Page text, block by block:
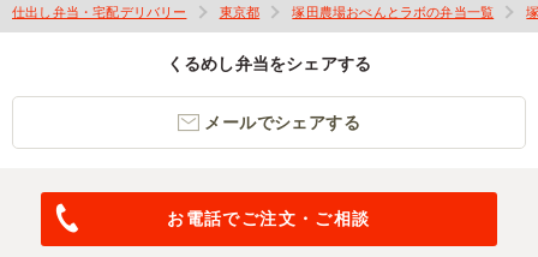
仕出し弁当・宅配デリバリー 東京都 塚田農場おべんとラボの弁当一覧
くるめし弁当をシェアする
メールでシェアする
お電話でご注文・ご相談